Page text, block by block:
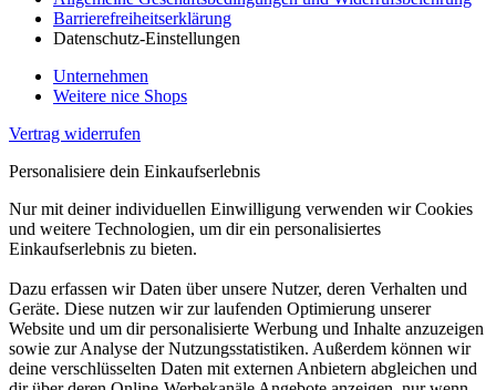
Barrierefreiheitserklärung
Datenschutz-Einstellungen
Unternehmen
Weitere nice Shops
Vertrag widerrufen
Personalisiere dein Einkaufserlebnis
Nur mit deiner individuellen Einwilligung verwenden wir Cookies
und weitere Technologien, um dir ein personalisiertes
Einkaufserlebnis zu bieten.
Dazu erfassen wir Daten über unsere Nutzer, deren Verhalten und
Geräte. Diese nutzen wir zur laufenden Optimierung unserer
Website und um dir personalisierte Werbung und Inhalte anzuzeigen
sowie zur Analyse der Nutzungsstatistiken. Außerdem können wir
deine verschlüsselten Daten mit externen Anbietern abgleichen und